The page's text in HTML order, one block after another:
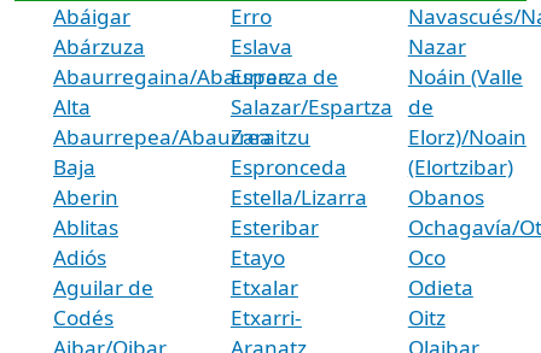
Abáigar
Abárzuza
Abaurregaina/Abaurrea
Alta
Abaurrepea/Abaurrea
Baja
Aberin
Ablitas
Adiós
Aguilar de
Codés
Aibar/Oibar
Erro
Eslava
Esparza de
Salazar/Espartza
Zaraitzu
Espronceda
Estella/Lizarra
Esteribar
Etayo
Etxalar
Etxarri-
Aranatz
Navascués/
Nazar
Noáin (Valle
de
Elorz)/Noain
(Elortzibar)
Obanos
Ochagavía/
Oco
Odieta
Oitz
Olaibar